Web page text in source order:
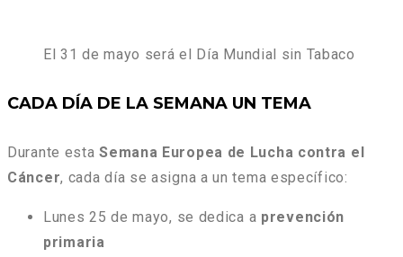
El 31 de mayo será el Día Mundial sin Tabaco
CADA DÍA DE LA SEMANA UN TEMA
Durante estaSemana Europea de Lucha contra el
Cáncer, cada día se asigna a un tema específico:
Lunes 25 de mayo, se dedica a prevención
primaria